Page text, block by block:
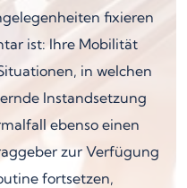
fixieren
ist: Ihre Mobilität
in welchen
Instandsetzung
ebenso einen
zur Verfügung
fortsetzen,